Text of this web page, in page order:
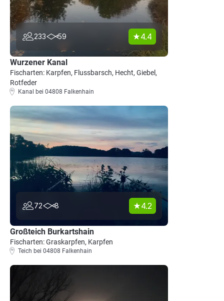
233 59 4.4
Wurzener Kanal
Fischarten: Karpfen, Flussbarsch, Hecht, Giebel,
Rotfeder
Kanal bei 04808 Falkenhain
72 8 4.2
Großteich Burkartshain
Fischarten: Graskarpfen, Karpfen
Teich bei 04808 Falkenhain